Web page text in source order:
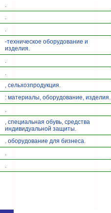
.
.
.
-техническое оборудование и
изделия.
.
.
, сельхозпродукция.
: материалы, оборудование, изделия.
.
, специальная обувь, средства
индивидуальной защиты.
. оборудование для бизнеса.
.
.